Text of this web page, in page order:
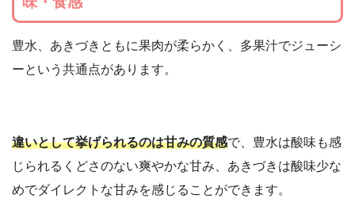
豊水、あきづきともに果肉が柔らかく、多果汁でジューシ
ーという共通点があります。
違いとして挙げられるのは甘みの質感で、豊水は酸味も感
じられるくどさのない爽やかな甘み、あきづきは酸味少な
めでダイレクトな甘みを感じることができます。